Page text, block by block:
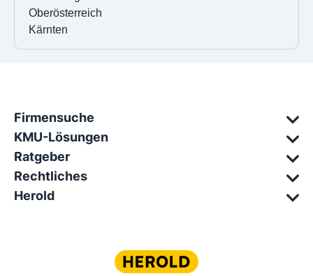
Oberösterreich
Kärnten
Firmensuche
KMU-Lösungen
Ratgeber
Rechtliches
Herold